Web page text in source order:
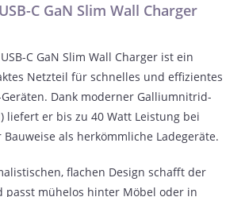
C GaN Slim Wall Charger
C GaN Slim Wall Charger ist ein
Netzteil für schnelles und effizientes
Geräten. Dank moderner Galliumnitrid-
liefert er bis zu 40 Watt Leistung bei
als herkömmliche Ladegeräte.
flachen Design schafft der
passt mühelos hinter Möbel oder in